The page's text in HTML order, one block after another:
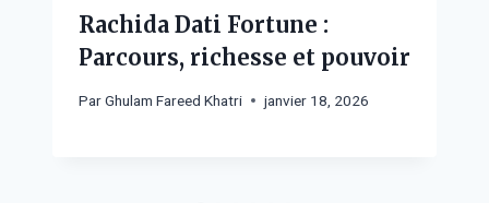
Rachida Dati Fortune :
Parcours, richesse et pouvoir
ParGhulam Fareed Khatri janvier 18, 2026